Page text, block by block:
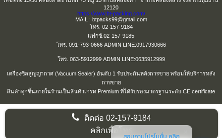
12120
https://www.bt-packing.com/
MAIL : btpacks99@gmail.com
โทร. 02-157-9184
แฟกซ์.02-157-9185
โทร. 091-793-0666 ADMIN LINE:0917930666
โทร. 063-5912999 ADMIN LINE:0635912999
เครื่องซีลสูญญากาศ (Vacuum Sealer) อันดับ 1 รับประกันหลังการขาย พร้อมให้บริการหลัง
การขาย
สินค้าทุกชิ้นภายในร้านเป็นสินค้าเกรด Premium ที่ได้รับรองมาตรฐานระดับ CE certificate
ติดต่อ 02-157-9184
คลิกเพื่อโทร
สอบถามโปรโมชั่น คลิก